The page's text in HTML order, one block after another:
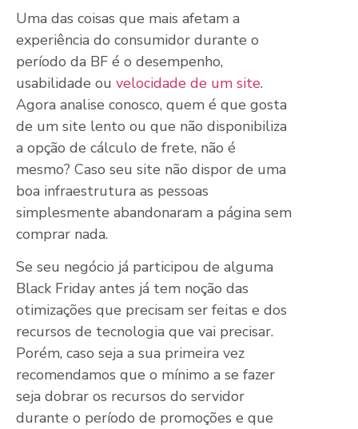
Uma das coisas que mais afetam a
experiência do consumidor durante o
período da BF é o desempenho,
usabilidade ou velocidade de um site.
Agora analise conosco, quem é que gosta
de um site lento ou que não disponibiliza
a opção de cálculo de frete, não é
mesmo? Caso seu site não dispor de uma
boa infraestrutura as pessoas
simplesmente abandonaram a página sem
comprar nada.
Se seu negócio já participou de alguma
Black Friday antes já tem noção das
otimizações que precisam ser feitas e dos
recursos de tecnologia que vai precisar.
Porém, caso seja a sua primeira vez
recomendamos que o mínimo a se fazer
seja dobrar os recursos do servidor
durante o período de promoções e que